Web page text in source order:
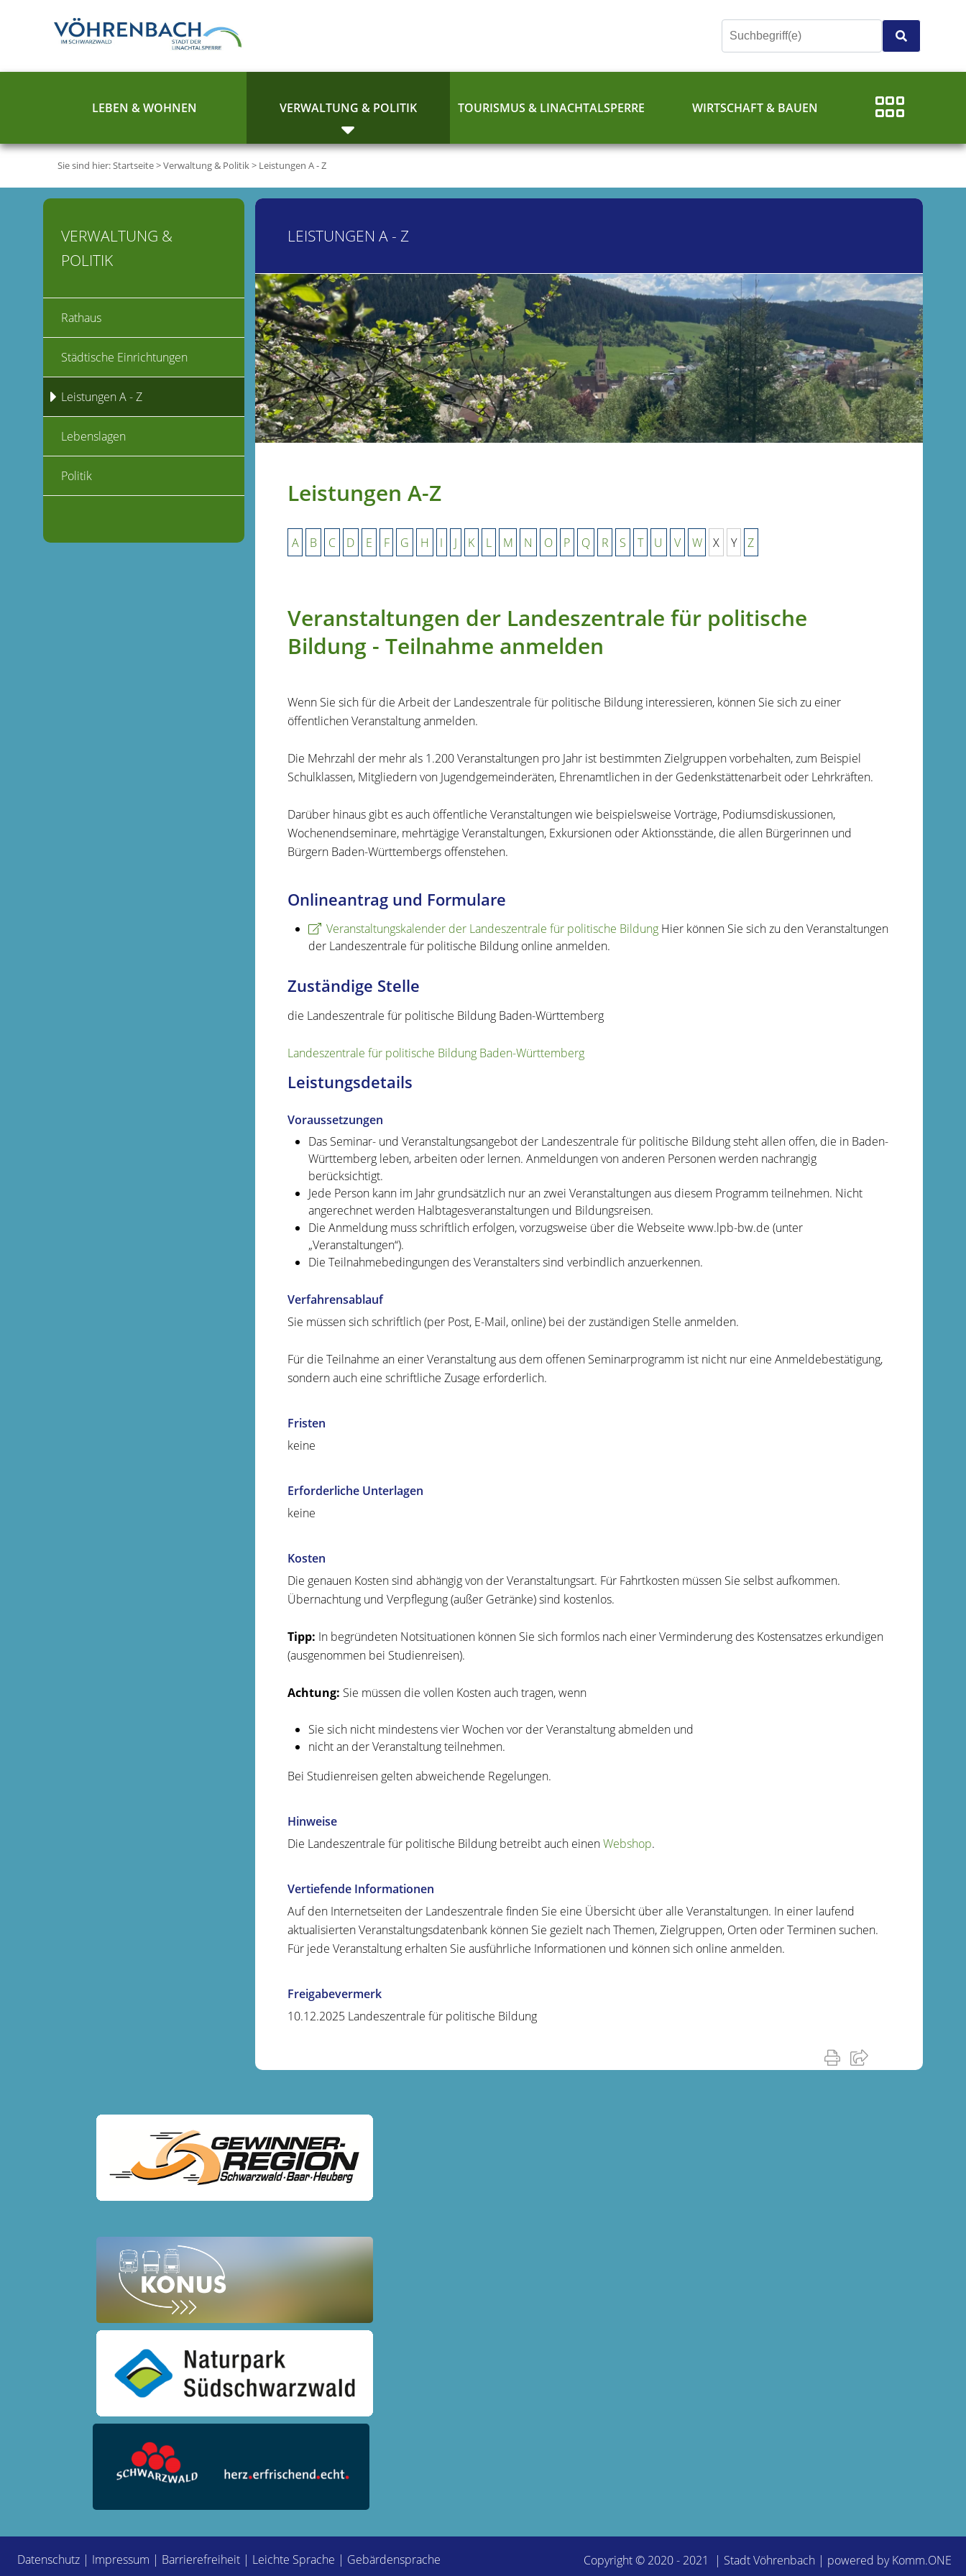
LEBEN & WOHNEN VERWALTUNG & POLITIK TOURISMUS & LINACHTALSPERRE WIRTSCHAFT & BAUEN
Sie sind hier:Startseite>Verwaltung & Politik> Leistungen A - Z
LEISTUNGEN A - Z
Leistungen A-Z
A B C D E F G H I J K L M N O P Q R S T U V W X Y Z
Veranstaltungen der Landeszentrale für politische
Bildung - Teilnahme anmelden
Wenn Sie sich für die Arbeit der Landeszentrale für politische Bildung interessieren, können Sie sich zu einer
öffentlichen Veranstaltung anmelden.
Die Mehrzahl der mehr als 1.200 Veranstaltungen pro Jahr ist bestimmten Zielgruppen vorbehalten, zum Beispiel
Schulklassen, Mitgliedern von Jugendgemeinderäten, Ehrenamtlichen in der Gedenkstättenarbeit oder Lehrkräften.
Darüber hinaus gibt es auch öffentliche Veranstaltungen wie beispielsweise Vorträge, Podiumsdiskussionen,
Wochenendseminare, mehrtägige Veranstaltungen, Exkursionen oder Aktionsstände, die allen Bürgerinnen und
Bürgern Baden-Württembergs offenstehen.
Onlineantrag und Formulare
Veranstaltungskalender der Landeszentrale für politische Bildung Hier können Sie sich zu den Veranstaltungen
der Landeszentrale für politische Bildung online anmelden.
Zuständige Stelle
die Landeszentrale für politische Bildung Baden-Württemberg
Landeszentrale für politische Bildung Baden-Württemberg
Leistungsdetails
Voraussetzungen
Das Seminar- und Veranstaltungsangebot der Landeszentrale für politische Bildung steht allen offen, die in Baden-
Württemberg leben, arbeiten oder lernen. Anmeldungen von anderen Personen werden nachrangig
berücksichtigt.
Jede Person kann im Jahr grundsätzlich nur an zwei Veranstaltungen aus diesem Programm teilnehmen. Nicht
angerechnet werden Halbtagesveranstaltungen und Bildungsreisen.
Die Anmeldung muss schriftlich erfolgen, vorzugsweise über die Webseite www.lpb-bw.de (unter
„Veranstaltungen“).
Die Teilnahmebedingungen des Veranstalters sind verbindlich anzuerkennen.
Verfahrensablauf
Sie müssen sich schriftlich (per Post, E-Mail, online) bei der zuständigen Stelle anmelden.
Für die Teilnahme an einer Veranstaltung aus dem offenen Seminarprogramm ist nicht nur eine Anmeldebestätigung,
sondern auch eine schriftliche Zusage erforderlich.
Fristen
keine
Erforderliche Unterlagen
keine
Kosten
Die genauen Kosten sind abhängig von der Veranstaltungsart. Für Fahrtkosten müssen Sie selbst aufkommen.
Übernachtung und Verpflegung (außer Getränke) sind kostenlos.
Tipp: In begründeten Notsituationen können Sie sich formlos nach einer Verminderung des Kostensatzes erkundigen
(ausgenommen bei Studienreisen).
Achtung: Sie müssen die vollen Kosten auch tragen, wenn
Sie sich nicht mindestens vier Wochen vor der Veranstaltung abmelden und
nicht an der Veranstaltung teilnehmen.
Bei Studienreisen gelten abweichende Regelungen.
Hinweise
Die Landeszentrale für politische Bildung betreibt auch einenWebshop.
Vertiefende Informationen
Auf den Internetseiten der Landeszentrale finden Sie eine Übersicht über alle Veranstaltungen. In einer laufend
aktualisierten Veranstaltungsdatenbank können Sie gezielt nach Themen, Zielgruppen, Orten oder Terminen suchen.
Für jede Veranstaltung erhalten Sie ausführliche Informationen und können sich online anmelden.
Freigabevermerk
10.12.2025 Landeszentrale für politische Bildung
VERWALTUNG &
POLITIK
Rathaus
Städtische Einrichtungen
Leistungen A - Z
Lebenslagen
Politik
Datenschutz | Impressum | Barrierefreiheit | Leichte Sprache | Gebärdensprache Copyright © 2020 - 2021 | Stadt Vöhrenbach | powered byKomm.ONE